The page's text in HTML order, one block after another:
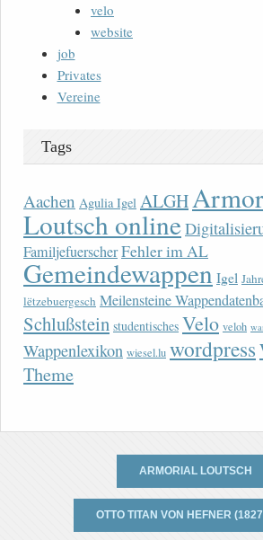
velo
website
job
Privates
Vereine
Tags
Aachen Agulia Igel ALGH
Loutsch online
FamiljefuerscherFehler im AL
Gemeindewappen Igel
lëtzebuergesch Meilensteine
Schlußstein studentisches Velo veloh
Wappenlexikon wiesel.lu wordpress
Theme
ARMORIAL LOUTSCH
OTTO TITAN VON HEFNER